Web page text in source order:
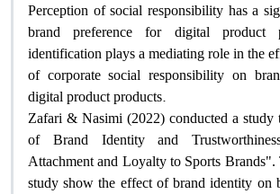
Perception of social responsibility has a
brand preference for digital product
identification plays a mediating role in the
of corporate social responsibility on
digital product products.
Zafari & Nasimi (2022) conducted a
of Brand Identity and
Attachment and Loyalty to Sports Brands".
study show the effect of brand identity on